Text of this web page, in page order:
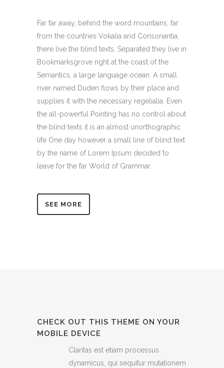
Far far away, behind the word mountains, far
from the countries Vokalia and Consonantia,
there live the blind texts. Separated they live in
Bookmarksgrove right at the coast of the
Semantics, a large language ocean. A small
river named Duden flows by their place and
supplies it with the necessary regelialia. Even
the all-powerful Pointing has no control about
the blind texts it is an almost unorthographic
life One day however a small line of blind text
by the name of Lorem Ipsum decided to
leave for the far World of Grammar.
SEE MORE
CHECK OUT THIS THEME ON YOUR
MOBILE DEVICE
Claritas est etiam processus
dynamicus, qui sequitur mutationem